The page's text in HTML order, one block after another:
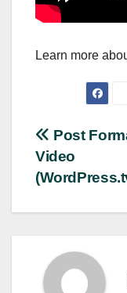
Learn more
wpisu
Post
Video